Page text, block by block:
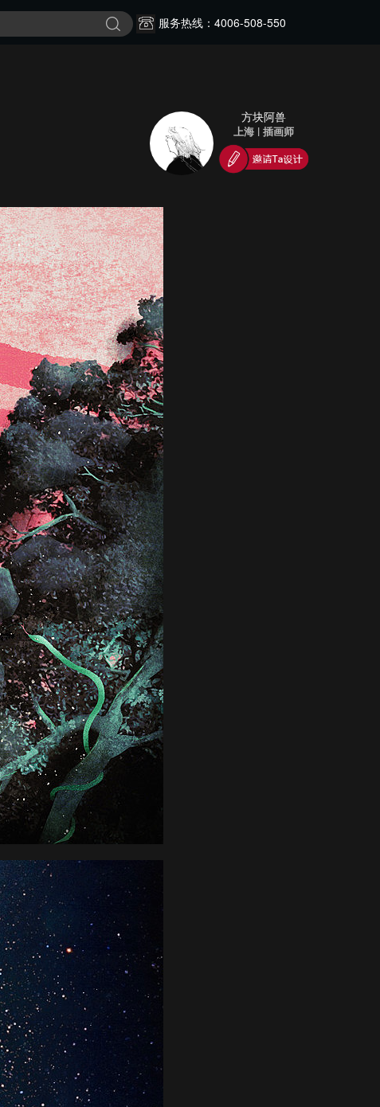
服务热线：4006-508-550
方块阿兽
上海 | 插画师